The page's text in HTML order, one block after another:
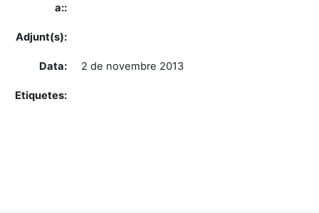
a::
Adjunt(s):
Data: 2 de novembre 2013
Etiquetes: